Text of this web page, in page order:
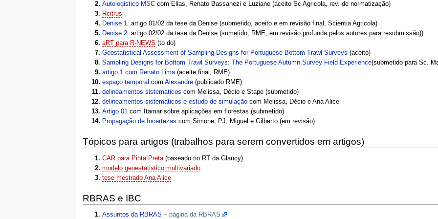
Autologistico MSC com Elias, Renato Bassanezi e Luziane (aceito Sc Agricola, rev. de normatização)
Rcitrus
Denise 1 : artigo 01/02 da tese da Denise (submetido, aceito e em revisão final, Scientia Agricola)
Denise 2: artigo 02/02 da tese da Denise (sumetido, RME, em revisão profunda pelos autores para resubmissão))
aRT para R-NEWS (to do)
Geostatistical Assessment of Sampling Designs for Portuguese Bottom Trawl Surveys (aceito)
Sampling Designs for Bottom Trawl Surveys: The Portuguese Autumn Survey Field Experience(submetido para Sc.
artigo 1 com Renato Lima (aceite final, RME)
espaço temporal comAlexandre (publicado RME)
delineamentos sistematicos com Melissa, Décio e Stape (submetido)
delineamentos sistematicos e estudo de simulação com Melissa, Décio e Ana Alice
Artigo 01 com Itamar sobre aplicações em florestas (submetido)
Propagação de Incertezas com Simone, PJ, Miguel e Gilberto (em revisão)
Tópicos para artigos (trabalhos para serem convertidos em artigos)
CAR para Pinta Preta (baseado no RT da Glaucy)
modelo geoestatistico multivariado
tese mestrado Ana Alice
RBRAS e IBC
Assuntos da RBRAS –página da RBRAS